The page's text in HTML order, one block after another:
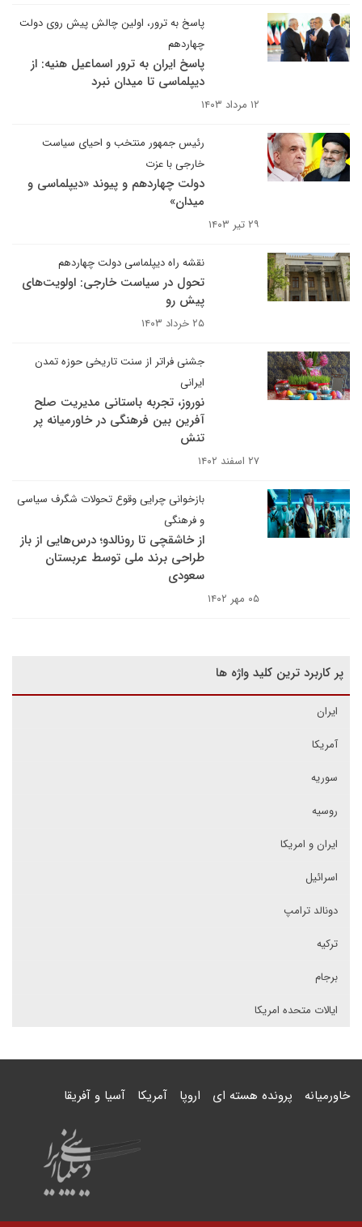
پاسخ به ترور، اولین چالش پیش روی دولت
چهاردهم
پاسخ ایران به ترور اسماعیل هنیه: از
دیپلماسی تا میدان نبرد
۱۲ مرداد ۱۴۰۳
رئیس جمهور منتخب و احیای سیاست
خارجی با عزت
دولت چهاردهم و پیوند «دیپلماسی و
میدان»
۲۹ تیر ۱۴۰۳
نقشه راه دیپلماسی دولت چهاردهم
تحول در سیاست خارجی: اولویت‌های
پیش رو
۲۵ خرداد ۱۴۰۳
جشنی فراتر از سنت تاریخی حوزه تمدن
ایرانی
نوروز، تجربه‌ باستانی مدیریت صلح
آفرین بین فرهنگی در خاورمیانه پر
تنش
۲۷ اسفند ۱۴۰۲
بازخوانی چرایی وقوع تحولات شگرف سیاسی
و فرهنگی
از خاشقچی تا رونالدو؛ درس‌هایی از باز
طراحی برند ملی توسط عربستان
سعودی
۰۵ مهر ۱۴۰۲
پر کاربرد ترین کلید واژه ها
ایران
آمریکا
سوریه
روسیه
ایران و امریکا
اسرائیل
دونالد ترامپ
ترکیه
برجام
ایالات متحده امریکا
خاورمیانه پرونده هسته ای اروپا آمریکا آسیا و آفریقا